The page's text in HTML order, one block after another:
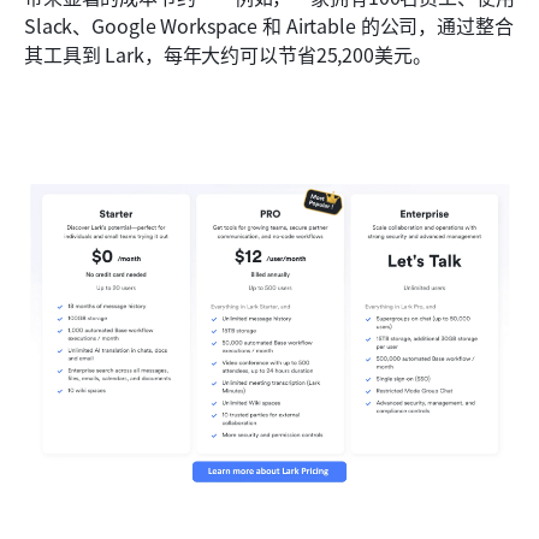
Slack、Google Workspace 和 Airtable 的公司，通过整合
其工具到 Lark，每年大约可以节省25,200美元。